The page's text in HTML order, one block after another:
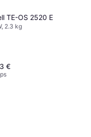
TE-OS 2520 E
2.3 kg
€